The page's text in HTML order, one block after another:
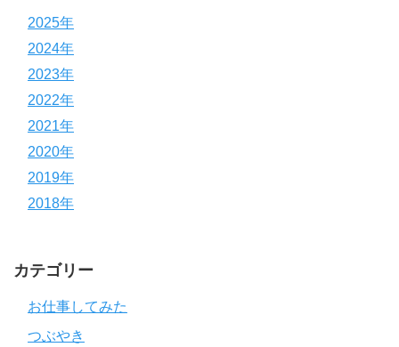
2025年
2024年
2023年
2022年
2021年
2020年
2019年
2018年
カテゴリー
お仕事してみた
つぶやき